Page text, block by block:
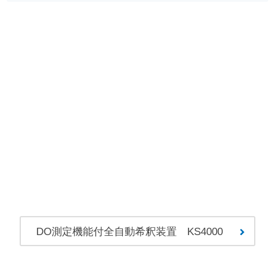
DO測定機能付全自動希釈装置 KS4000